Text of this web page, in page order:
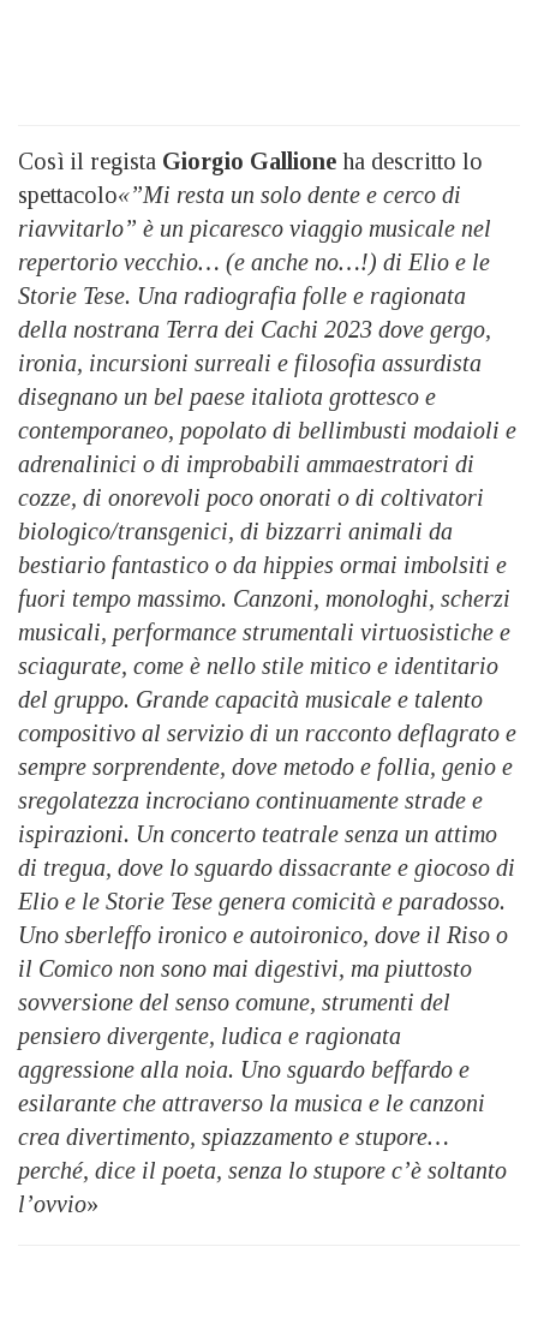
Così il regista Giorgio Gallione ha descritto lo
spettacolo«”Mi resta un solo dente e cerco di
riavvitarlo” è un picaresco viaggio musicale nel
repertorio vecchio… (e anche no…!) di Elio e le
Storie Tese. Una radiografia folle e ragionata
della nostrana Terra dei Cachi 2023 dove gergo,
ironia, incursioni surreali e filosofia assurdista
disegnano un bel paese italiota grottesco e
contemporaneo, popolato di bellimbusti modaioli e
adrenalinici o di improbabili ammaestratori di
cozze, di onorevoli poco onorati o di coltivatori
biologico/transgenici, di bizzarri animali da
bestiario fantastico o da hippies ormai imbolsiti e
fuori tempo massimo. Canzoni, monologhi, scherzi
musicali, performance strumentali virtuosistiche e
sciagurate, come è nello stile mitico e identitario
del gruppo. Grande capacità musicale e talento
compositivo al servizio di un racconto deflagrato e
sempre sorprendente, dove metodo e follia, genio e
sregolatezza incrociano continuamente strade e
ispirazioni. Un concerto teatrale senza un attimo
di tregua, dove lo sguardo dissacrante e giocoso di
Elio e le Storie Tese genera comicità e paradosso.
Uno sberleffo ironico e autoironico, dove il Riso o
il Comico non sono mai digestivi, ma piuttosto
sovversione del senso comune, strumenti del
pensiero divergente, ludica e ragionata
aggressione alla noia. Uno sguardo beffardo e
esilarante che attraverso la musica e le canzoni
crea divertimento, spiazzamento e stupore…
perché, dice il poeta, senza lo stupore c’è soltanto
l’ovvio»